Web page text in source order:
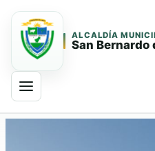
ALCALDÍA
San Bernardo